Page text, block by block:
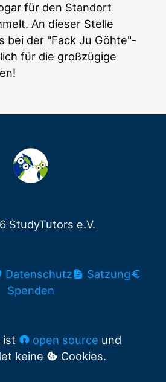
für den Standort
An dieser Stelle
bei der "Fack Ju Göhte"-
für die großzügige
StudyTutors e.V.
Datenschutz
Satzung
Spenden
ist open source und
keine
Cookies.